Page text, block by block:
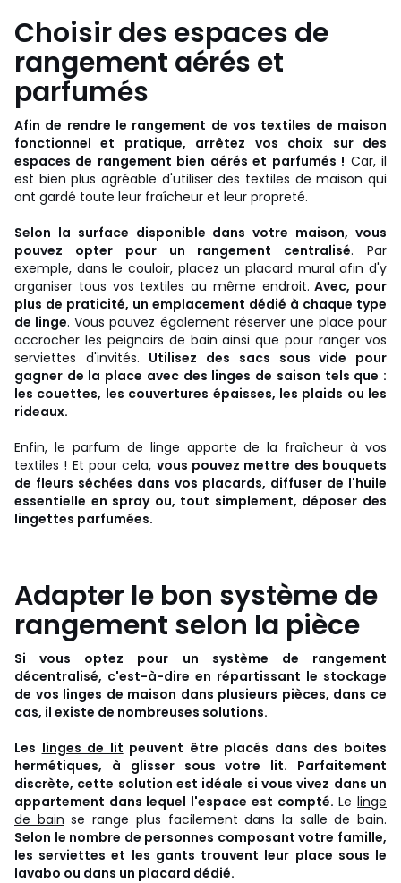
Choisir des espaces de
rangement aérés et
parfumés
Afin de rendre le rangement de vos textiles de maison
fonctionnel et pratique, arrêtez vos choix sur des
espaces de rangement bien aérés et parfumés ! Car, il
est bien plus agréable d'utiliser des textiles de maison qui
ont gardé toute leur fraîcheur et leur propreté.
Selon la surface disponible dans votre maison, vous
pouvez opter pour un rangement centralisé. Par
exemple, dans le couloir, placez un placard mural afin d'y
organiser tous vos textiles au même endroit. Avec, pour
plus de praticité, un emplacement dédié à chaque type
de linge. Vous pouvez également réserver une place pour
accrocher les peignoirs de bain ainsi que pour ranger vos
serviettes d'invités. Utilisez des sacs sous vide pour
gagner de la place avec des linges de saison tels que :
les couettes, les couvertures épaisses, les plaids ou les
rideaux.
Enfin, le parfum de linge apporte de la fraîcheur à vos
textiles ! Et pour cela, vous pouvez mettre des bouquets
de fleurs séchées dans vos placards, diffuser de l'huile
essentielle en spray ou, tout simplement, déposer des
lingettes parfumées.
Adapter le bon système de
rangement selon la pièce
Si vous optez pour un système de rangement
décentralisé, c'est-à-dire en répartissant le stockage
de vos linges de maison dans plusieurs pièces, dans ce
cas, il existe de nombreuses solutions.
Les linges de lit peuvent être placés dans des boites
hermétiques, à glisser sous votre lit. Parfaitement
discrète, cette solution est idéale si vous vivez dans un
appartement dans lequel l'espace est compté. Lelinge
de bain se range plus facilement dans la salle de bain.
Selon le nombre de personnes composant votre famille,
les serviettes et les gants trouvent leur place sous le
lavabo ou dans un placard dédié.